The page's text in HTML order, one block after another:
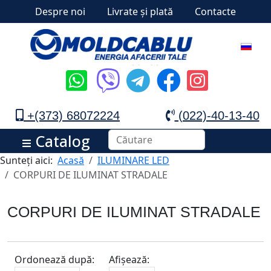
Despre noi Livrate și plată Contacte
+(373) 68072224 (022)-40-13-40
Catalog
Sunteți aici: Acasă
ILUMINARE LED
CORPURI DE ILUMINAT STRADALE
CORPURI DE ILUMINAT STRADALE
Ordonează după: Afișează: